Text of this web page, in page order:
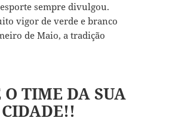
sempre divulgou.
vigor de verde e branco
de Maio, a tradição
O TIME DA SUA
CIDADE!!